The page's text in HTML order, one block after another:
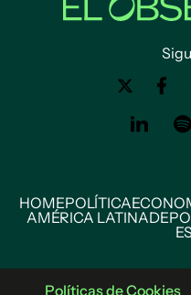
HOMEPOLÍTICA
AMÉRICA LATINA
Políticas de Cookies